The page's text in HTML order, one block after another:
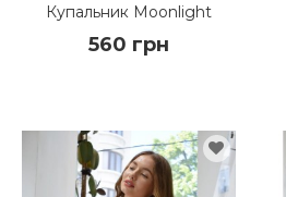
Купальник Moonlight
560 грн